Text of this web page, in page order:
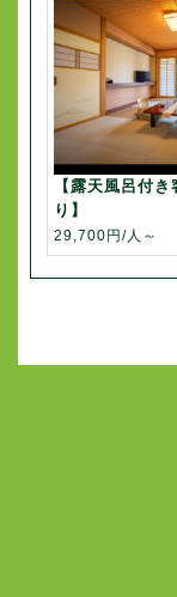
【露天風呂付
り】
29,700円/人～